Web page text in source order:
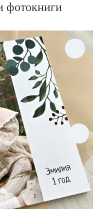
фотокниги